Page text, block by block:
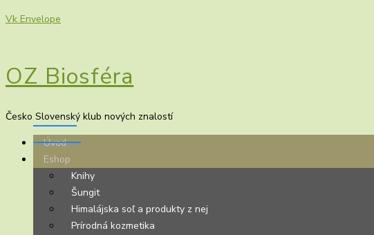
Vk Envelope
OZ Biosféra
Česko Slovenský klub nových znalostí
Úvod
Eshop
Knihy
Šungit
Himalájska soľ a produkty z nej
Prírodná kozmetika